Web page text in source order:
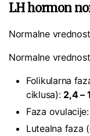
LH hormon
Normalne
Normalne
Folikularna
ciklusa): 2,4 –
Faza ovulacije:
Lutealna faza